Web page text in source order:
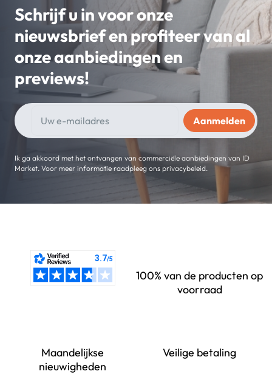
Schrijf u in voor onze
nieuwsbrief en profiteer van al
onze aanbiedingen en
previews!
Ik ga akkoord met het ontvangen van commerciële aanbiedingen van ID
Market. Voor meer informatie raadpleeg ons privacybeleid.
100% van de producten op
voorraad
Maandelijkse
nieuwigheden
Veilige betaling